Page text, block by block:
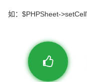
如：$PHPSheet-